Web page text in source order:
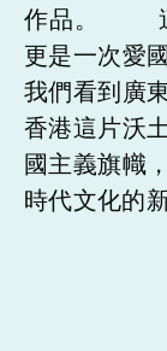
作品。 這
更是一次愛
我們看到廣
香港這片沃
國主義旗幟
時代文化的新